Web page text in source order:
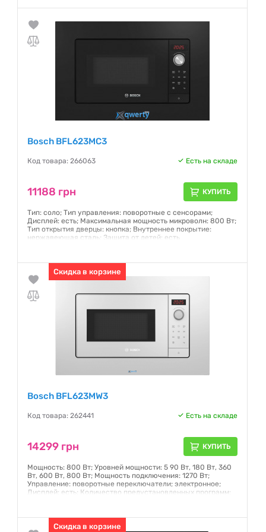
Bosch BFL623MC3
Код товара: 266063 Есть на складе
11188 грн КУПИТЬ
Тип: соло; Тип управления: поворотные с сенсорами;
Дисплей: есть; Максимальная мощность микроволн: 800 Вт;
Тип открытия дверцы: кнопка; Внутреннее покрытие:
нержавеющая сталь; Защита от детей: есть
Скидка в корзине
Bosch BFL623MW3
Код товара: 262441 Есть на складе
14299 грн КУПИТЬ
Мощность: 800 Вт; Уровней мощности: 5 90 Вт, 180 Вт, 360
Вт, 600 Вт, 800 Вт; Мощность подключения: 1270 Вт;
Управление: поворотные переключатели; электронное;
Дисплей: есть; Количество предустановленных программ:
Гарантия:24 месяца
Скидка в корзине